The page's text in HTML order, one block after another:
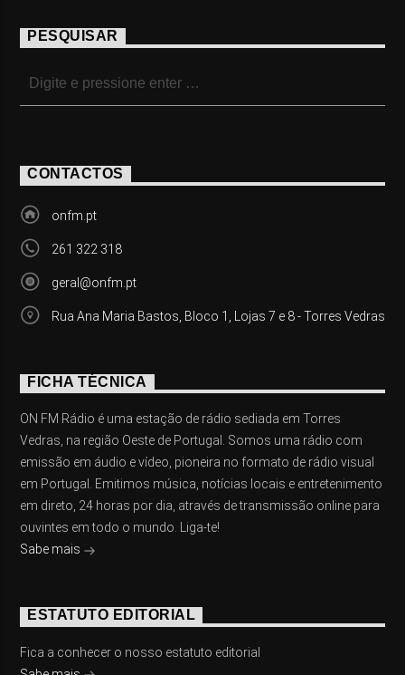
PESQUISAR
CONTACTOS
onfm.pt
261 322 318
geral@onfm.pt
Rua Ana Maria Bastos, Bloco 1, Lojas 7 e 8 - Torres Vedras
FICHA TÉCNICA
ON FM Rádio é uma estação de rádio sediada em Torres
Vedras, na região Oeste de Portugal. Somos uma rádio com
emissão em áudio e vídeo, pioneira no formato de rádio visual
em Portugal. Emitimos música, notícias locais e entretenimento
em direto, 24 horas por dia, através de transmissão online para
ouvintes em todo o mundo. Liga-te!
Sabe mais
ESTATUTO EDITORIAL
Fica a conhecer o nosso estatuto editorial